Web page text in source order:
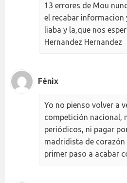
13 errores de Mou
el recabar informacion
liaba y la,que nos
Hernandez Hernandez
Fénix
Yo no pienso volver a
competición nacional,
periódicos, ni pagar
madridista de corazón
primer paso a acabar